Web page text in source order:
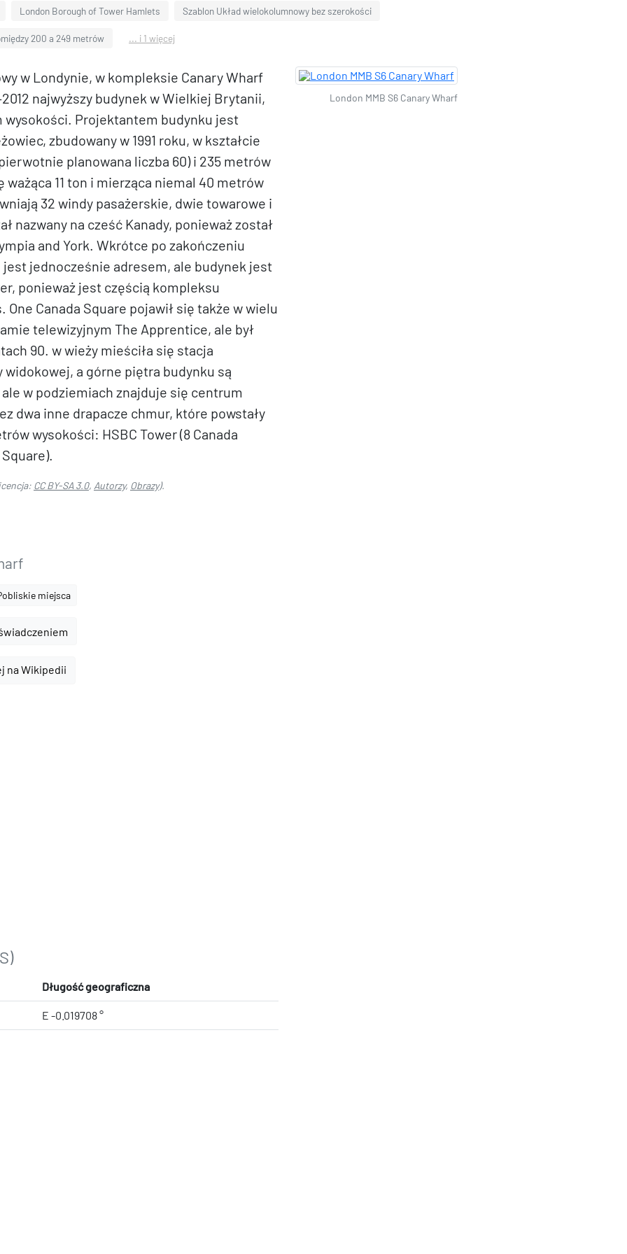
London Borough of Tower Hamlets Szablon Układ wielokolumnowy bez szerokości
200 a 249 metrów ... i 1 więcej
w Londynie, w kompleksie Canary Wharf
najwyższy budynek w Wielkiej Brytanii,
wysokości. Projektantem budynku jest
zbudowany w 1991 roku, w kształcie
planowana liczba 60) i 235 metrów
11 ton i mierząca niemal 40 metrów
32 windy pasażerskie, dwie towarowe i
nazwany na cześć Kanady, ponieważ został
and York. Wkrótce po zakończeniu
jednocześnie adresem, ale budynek jest
ponieważ jest częścią kompleksu
Canada Square pojawił się także w wielu
telewizyjnym The Apprentice, ale był
90. w wieży mieściła się stacja
a górne piętra budynku są
w podziemiach znajduje się centrum
dwa inne drapacze chmur, które powstały
wysokości: HSBC Tower (8 Canada
CC BY-SA 3.0, Autorzy, Obrazy).
miejsca
na Wikipedii
Długość geograficzna
E -0.019708 °
London MMB S6 Canary Wharf